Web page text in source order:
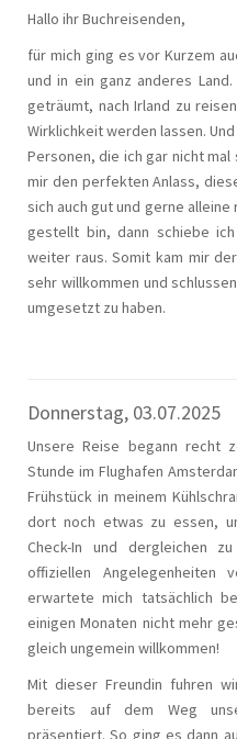
Hallo ihr Buchreisenden,
für mich ging es vor Kurzem
und in ein ganz anderes
geträumt, nach Irland zu
Wirklichkeit werden lassen.
Personen, die ich gar nicht
mir den perfekten Anlass,
sich auch gut und gerne alleine
gestellt bin, dann schiebe
weiter raus. Somit kam mir
sehr willkommen und
umgesetzt zu haben.
Donnerstag, 03.07.2025
Unsere Reise begann recht
Stunde im Flughafen
Frühstück in meinem
dort noch etwas zu essen,
Check-In und dergleichen
offiziellen Angelegenheiten
erwartete mich tatsächlich
einigen Monaten nicht mehr
gleich ungemein willkommen!
Mit dieser Freundin fuhren
bereits auf dem Weg
präsentiert. So ging es dann